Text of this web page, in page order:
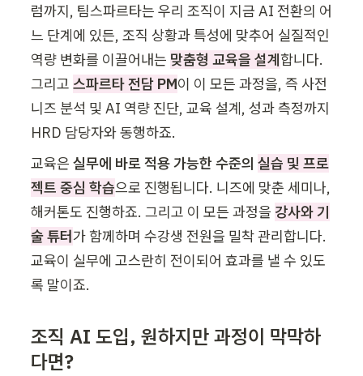
럼까지, 팀스파르타는 우리 조직이 지금 AI 전환의 어
느 단계에 있든, 조직 상황과 특성에 맞추어 실질적인
역량 변화를 이끌어내는 맞춤형 교육을 설계합니다.
그리고 스파르타 전담 PM이 이 모든 과정을, 즉 사전
니즈 분석 및 AI 역량 진단, 교육 설계, 성과 측정까지
HRD 담당자와 동행하죠.
교육은 실무에 바로 적용 가능한 수준의 실습 및 프로
젝트 중심 학습으로 진행됩니다. 니즈에 맞춘 세미나,
해커톤도 진행하죠. 그리고 이 모든 과정을 강사와 기
술 튜터가 함께하며 수강생 전원을 밀착 관리합니다.
교육이 실무에 고스란히 전이되어 효과를 낼 수 있도
록 말이죠.
조직 AI 도입, 원하지만 과정이 막막하
다면?